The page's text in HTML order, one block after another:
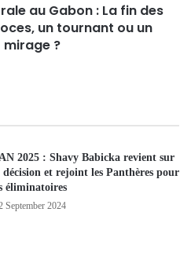
au Gabon : La fin des
un tournant ou un
mirage ?
2025 : Shavy Babicka revient sur
décision et rejoint les Panthères pour
éliminatoires
September 2024